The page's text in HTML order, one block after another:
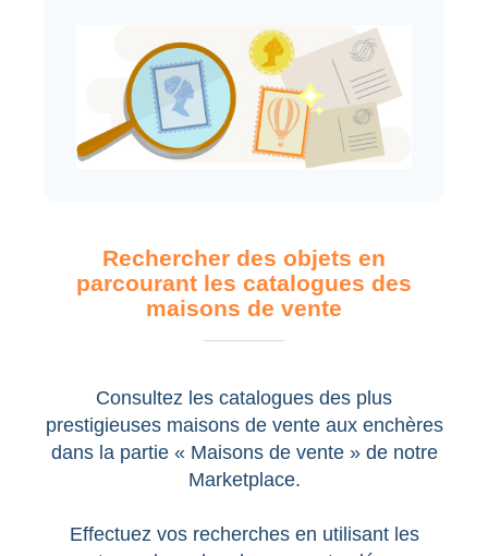
Rechercher des objets en
parcourant les catalogues des
maisons de vente
Consultez les catalogues des plus
prestigieuses maisons de vente aux enchères
dans la partie « Maisons de vente » de notre
Marketplace.
Effectuez vos recherches en utilisant les